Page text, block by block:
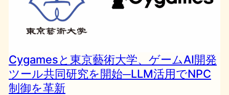
Cygamesと東京藝術大学、ゲームAI開発
ツール共同研究を開始─LLM活用でNPC
制御を革新